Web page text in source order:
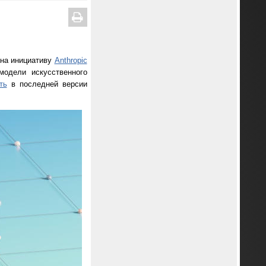
инициативу Anthropic
искусственного
в последней версии